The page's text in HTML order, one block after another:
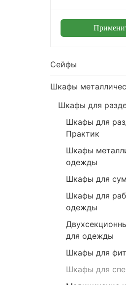
Сейфы
Шкафы
Шкафы для
Шкафы для
Практик
Шкафы
одежды
Шкафы для
Шкафы для
одежды
для одежды
Шкафы для
Шкафы для